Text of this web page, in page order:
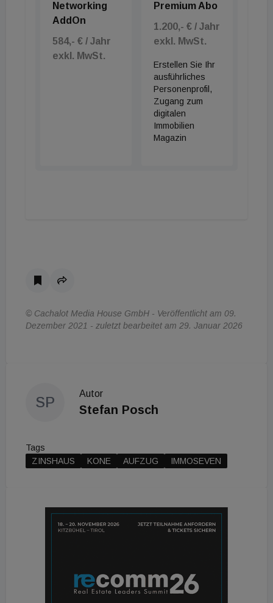
Networking
AddOn
584,- € / Jahr
exkl. MwSt.
Premium Abo
1.200,- € / Jahr
exkl. MwSt.
Erstellen Sie Ihr
ausführliches
Personenprofil,
Zugang zum
digitalen
Immobilien
Magazin
© Cachalot Media House GmbH - Veröffentlicht am 09.
Dezember 2021 - zuletzt bearbeitet am 29. Januar 2026
SP
Autor
Stefan Posch
Tags
ZINSHAUS
KONE AUFZUG IMMOSEVEN